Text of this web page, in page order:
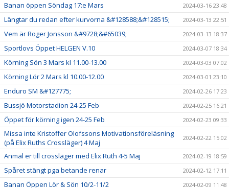
Banan öppen Söndag 17:e Mars 2024-03-16 23:48
Längtar du redan efter kurvorna &#128588;&#128515; 2024-03-13 22:51
Vem är Roger Jonsson &#9728;&#65039; 2024-03-13 18:37
Sportlovs Öppet HELGEN V.10 2024-03-07 18:34
Körning Sön 3 Mars kl 11.00-13.00 2024-03-03 07:02
Körning Lör 2 Mars kl 10.00-12.00 2024-03-01 23:10
Enduro SM &#127775; 2024-02-26 17:23
Bussjö Motorstadion 24-25 Feb 2024-02-25 16:21
Öppet för körning igen 24-25 Feb 2024-02-23 09:33
Missa inte Kristoffer Olofssons Motivationsföreläsning
(på Elix Ruths Crossläger) 4 Maj
2024-02-22 15:02
Anmäl er till crossläger med Elix Ruth 4-5 Maj 2024-02-19 18:59
Spåret stängt pga betande renar 2024-02-12 17:11
Banan Öppen Lör & Sön 10/2-11/2 2024-02-09 11:48